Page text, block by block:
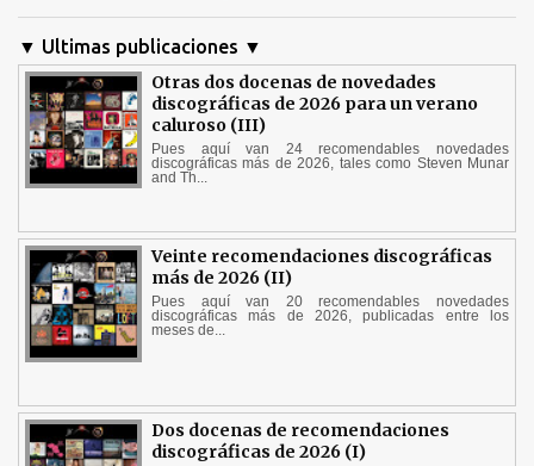
▼ Ultimas publicaciones ▼
Otras dos docenas de novedades
discográficas de 2026 para un verano
caluroso (III)
Pues aquí van 24 recomendables novedades
discográficas más de 2026, tales como Steven Munar
and Th...
Veinte recomendaciones discográficas
más de 2026 (II)
Pues aquí van 20 recomendables novedades
discográficas más de 2026, publicadas entre los
meses de...
Dos docenas de recomendaciones
discográficas de 2026 (I)